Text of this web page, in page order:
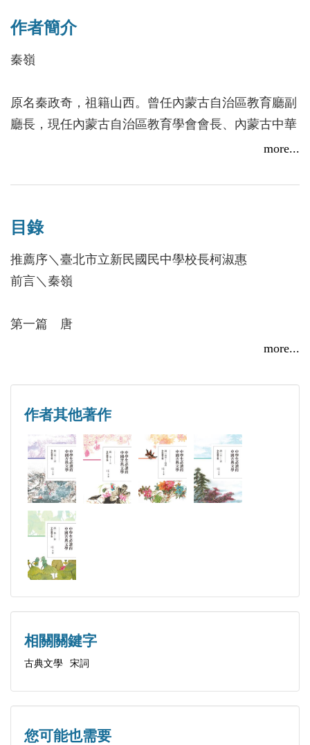
以及對當時社會環境、政治世局等複雜感觸的心境呈
年賞析與學習，從而陶冶讀者的身心。
「溫柔敦厚，詩教也」，詩詞教育就是美感教育，透
過詩歌的美感情意 ，潤澤每個人的生活世界與生命
情境。藉著詩詞教育的潛移默化，進而培育發展成健
近人，貼近孩子的生活經驗；鑑賞部分能提綱挈領，
進閱讀能力的課外讀物，特此為文推薦！
表性的詩詞之外，令人驚艷的是全彩美編，「詩中有
畫、畫中有詩」。其插畫精緻唯美，與詩作情境相契
書籍，值得閱讀、更值得您珍藏。
臺北市立新民國民中學校長 柯淑惠
【原文】《詞》兩冊共選出最經典的古詞100首。
【作者】深入淺出地描述作者創作的背景故事。
【名句】選出原作精華的句子與主旨，點出重點寓
意。
【今譯】將深奧的文章內涵和寓意白話語譯，有助於
作者簡介
秦嶺
原名秦政奇，祖籍山西。曾任內蒙古自治區教育廳副
廳長，現任內蒙古自治區教育學會會長、內蒙古中華
傳統文化促進會常務副會長。先後編寫出版《唐宋八
講》等個人作品，曾擔任《內蒙古教育志》、《晉綏
觀》（共7卷）、《內蒙古教育五十年》（大畫
冊）、《童話國學館》（古詩、古詞、古曲卷）、
《英雄年少》等著作。
祖籍內蒙古，上世紀七零年代生人。主編《童畫國學
館》（古詩、古詞、古曲卷）、《唐宋八大家的故
事》、《歷代詩歌故事》，編輯撰寫《水墨徽州》、
《中國現當代名家遊記散文（攝影珍藏版）》叢書、
《典藏中國》系列、《平遙：歷史深處的商都》、
《湘西鳳凰：深閨碧玉》等。強迫症編輯，半吊子出
版人，名不見經傳寫手。半生皆與文字打交道，成績
有限，初心不改。
more...
目錄
推薦序＼臺北市立新民國民中學校長柯淑惠
前言＼秦嶺
第一篇 唐
憶秦娥（蕭笙咽）＼李白
謫仙怨（晴川落日初低）＼劉長卿
漁歌子（西塞山前白鷺飛）＼張志和
調笑令（胡馬）＼韋應物
憶江南（春去也）＼劉禹錫
憶江南（江南好）＼白居易
長相思（汴水流）＼白居易
定西番（漢使昔年離別）＼溫庭筠
採蓮子（菡萏香連十頃陂）＼皇甫松
酒泉子（買得杏花）＼司空圖
虞美人（春花秋月何時了）＼李煜
浪淘沙（簾外雨潺潺）＼李煜
菩薩蠻（人人盡說江南好）＼韋莊
南鄉子（乘彩舫）＼李珣
定風波（江水沉沉帆影過）＼閆選
more...
作者其他著作
相關關鍵字
古典文學 宋詞
您可能也需要